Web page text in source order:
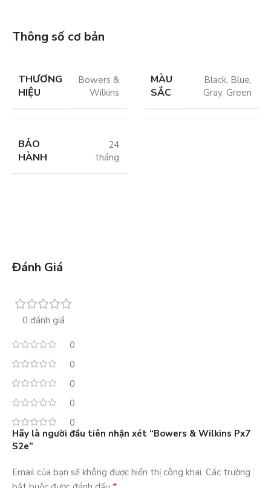
Thông số cơ bản
THƯƠNG
HIỆU
Bowers &
Wilkins
MÀU
SẮC
Black, Blue,
Gray, Green
BẢO
HÀNH
24
tháng
Đánh Giá
0 đánh giá
0
0
0
0
0
Hãy là người đầu tiên nhận xét “Bowers & Wilkins Px7
S2e”
Email của bạn sẽ không được hiển thị công khai. Các trường